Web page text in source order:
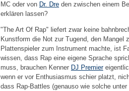
MC oder von Dr. Dre den zwischen einem
erklären lassen?
"The Art Of Rap" liefert zwar keine
Kunstform die Not zur Tugend, den Mangel
Plattenspieler zum Instrument machte, ist
wissen, dass Rap eine eigene Sprache
muss, brauchen Kenner DJ Premier
wenn er vor Enthusiasmus schier platzt,
dass Rap-Battles (genauso wie solche